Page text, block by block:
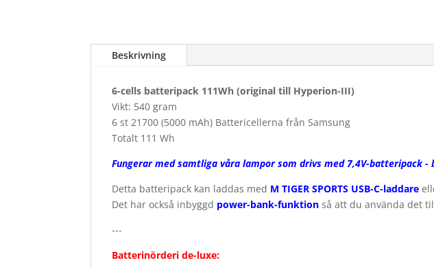
Beskrivning
6-cells batteripack 111Wh (original till Hyperion-III)
Vikt: 540 gram
6 st 21700 (5000 mAh) Battericellerna från Samsung
Totalt 111 Wh
Fungerar med samtliga våra lampor som drivs med 7,4V-batteripack
Detta batteripack kan laddas med M TIGER SPORTS USB-C-laddare
Det har också inbyggd power-bank-funktion så att du använda det
---
Batterinörderi de-luxe: